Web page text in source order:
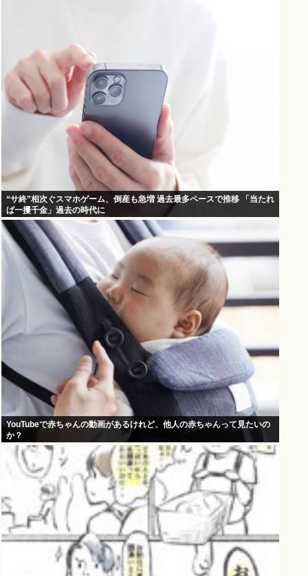
“サ終”相次ぐスマホゲーム、倒産も急増 過去最多ペースで推移 「当たれ
ば一攫千金」過去の時代に
YouTubeで赤ちゃんの動画があるけれど、他人の赤ちゃんって見たいの
か？